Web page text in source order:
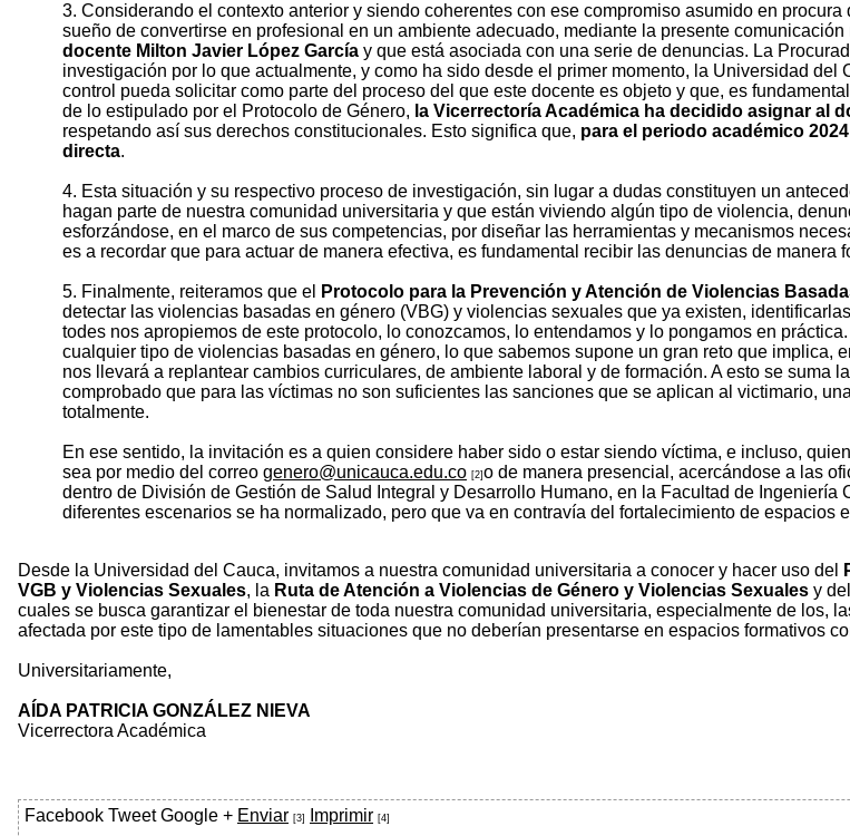
3. Considerando el contexto anterior y siendo coherentes con ese compromiso asumido en
sueño de convertirse en profesional en un ambiente adecuado, mediante la presente
docente Milton Javier López García y que está asociada con una serie de denuncias. La
investigación por lo que actualmente, y como ha sido desde el primer momento, la Universidad
control pueda solicitar como parte del proceso del que este docente es objeto y que, es
de lo estipulado por el Protocolo de Género, la Vicerrectoría Académica ha decidido asignar al
respetando así sus derechos constitucionales. Esto significa que, para el periodo académico 2024
directa.
4. Esta situación y su respectivo proceso de investigación, sin lugar a dudas constituyen un
hagan parte de nuestra comunidad universitaria y que están viviendo algún tipo de violencia,
esforzándose, en el marco de sus competencias, por diseñar las herramientas y mecanismos
es a recordar que para actuar de manera efectiva, es fundamental recibir las denuncias de
5. Finalmente, reiteramos que el Protocolo para la Prevención y Atención de Violencias
detectar las violencias basadas en género (VBG) y violencias sexuales que ya existen,
todes nos apropiemos de este protocolo, lo conozcamos, lo entendamos y lo pongamos en
cualquier tipo de violencias basadas en género, lo que sabemos supone un gran reto que
nos llevará a replantear cambios curriculares, de ambiente laboral y de formación. A esto se
comprobado que para las víctimas no son suficientes las sanciones que se aplican al victimario,
totalmente.
En ese sentido, la invitación es a quien considere haber sido o estar siendo víctima, e incluso,
sea por medio del correo genero@unicauca.edu.co [2] o de manera presencial, acercándose a las
dentro de División de Gestión de Salud Integral y Desarrollo Humano, en la Facultad de
diferentes escenarios se ha normalizado, pero que va en contravía del fortalecimiento de
Desde la Universidad del Cauca, invitamos a nuestra comunidad universitaria a conocer y hacer uso del
VGB y Violencias Sexuales, la Ruta de Atención a Violencias de Género y Violencias Sexuales y del
cuales se busca garantizar el bienestar de toda nuestra comunidad universitaria, especialmente de los,
afectada por este tipo de lamentables situaciones que no deberían presentarse en espacios formativos
Universitariamente,
AÍDA PATRICIA GONZÁLEZ NIEVA
Vicerrectora Académica
Facebook Tweet Google + Enviar [3] Imprimir [4]